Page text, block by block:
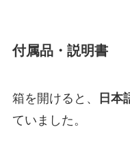
付属品・説明書
箱を開けると、 日本
ていました。